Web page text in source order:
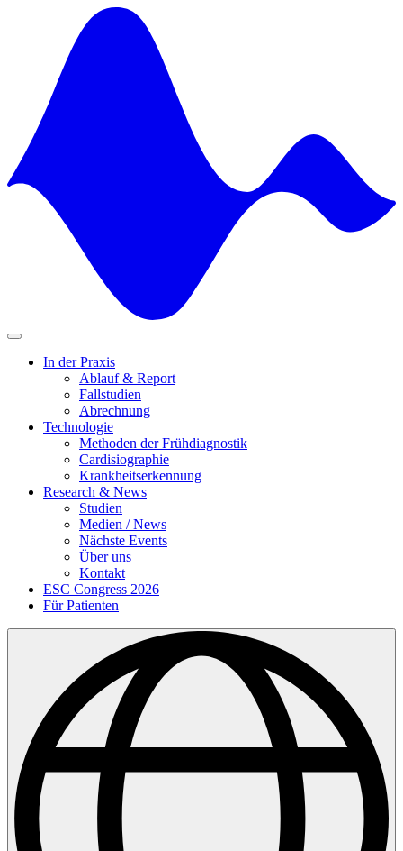
In der Praxis
Ablauf & Report
Fallstudien
Abrechnung
Technologie
Methoden der Frühdiagnostik
Cardisiographie
Krankheitserkennung
Research & News
Studien
Medien / News
Nächste Events
Über uns
Kontakt
ESC Congress 2026
Für Patienten